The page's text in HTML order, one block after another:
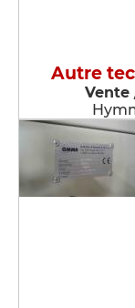
Autre
Vente